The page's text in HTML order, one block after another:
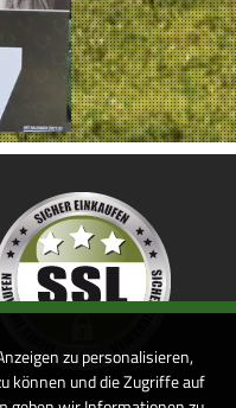
zu personalisieren,
können und die Zugriffe auf